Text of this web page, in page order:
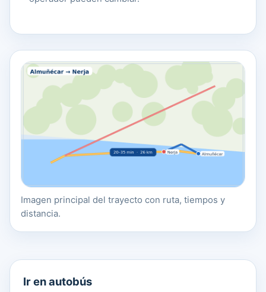
Imagen principal del trayecto con ruta, tiempos y
distancia.
Ir en autobús